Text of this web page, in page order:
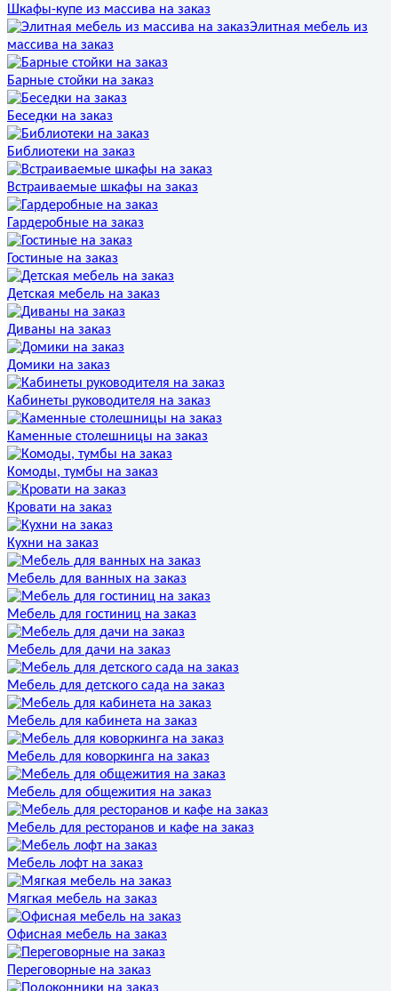
Шкафы-купе из массива на заказ
Элитная мебель из
массива на заказ
Барные стойки на заказ
Беседки на заказ
Библиотеки на заказ
Встраиваемые шкафы на заказ
Гардеробные на заказ
Гостиные на заказ
Детская мебель на заказ
Диваны на заказ
Домики на заказ
Кабинеты руководителя на заказ
Каменные столешницы на заказ
Комоды, тумбы на заказ
Кровати на заказ
Кухни на заказ
Мебель для ванных на заказ
Мебель для гостиниц на заказ
Мебель для дачи на заказ
Мебель для детского сада на заказ
Мебель для кабинета на заказ
Мебель для коворкинга на заказ
Мебель для общежития на заказ
Мебель для ресторанов и кафе на заказ
Мебель лофт на заказ
Мягкая мебель на заказ
Офисная мебель на заказ
Переговорные на заказ